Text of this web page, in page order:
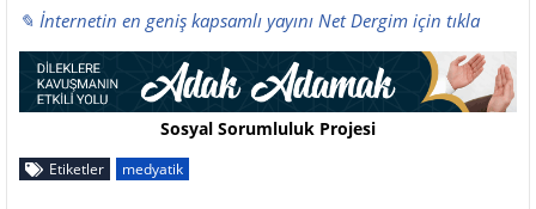
✎ İnternetin en geniş kapsamlı yayını Net Dergim için tıkla
Sosyal Sorumluluk Projesi
Etiketler medyatik